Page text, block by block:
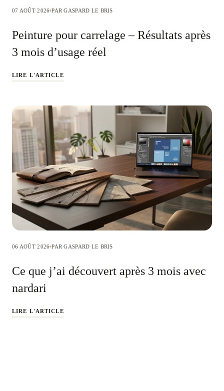
07 AOÛT 2026 PAR GASPARD LE BRIS
Peinture pour carrelage – Résultats après
3 mois d’usage réel
LIRE L'ARTICLE
06 AOÛT 2026 PAR GASPARD LE BRIS
Ce que j’ai découvert après 3 mois avec
nardari
LIRE L'ARTICLE